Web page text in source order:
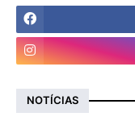
NOTÍCIAS